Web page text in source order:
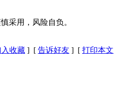
采用，风险自负。
入收藏 ] [ 告诉好友 ] [ 打印本文